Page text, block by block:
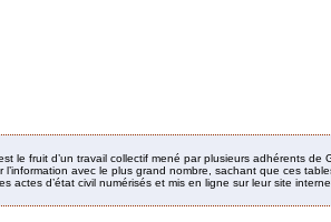
le fruit d’un travail collectif mené par plusieurs adhérents de
avec le plus grand nombre, sachant que ces
actes d’état civil numérisés et mis en ligne sur leur site